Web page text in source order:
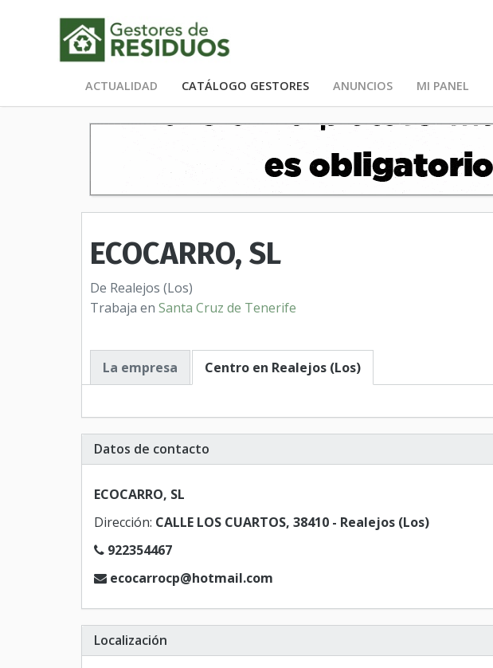
ACTUALIDAD CATÁLOGO GESTORES ANUNCIOS MI PANEL
ECOCARRO, SL
De Realejos (Los)
Trabaja en Santa Cruz de Tenerife
La empresa Centro en Realejos (Los)
Datos de contacto
ECOCARRO, SL
Dirección: CALLE LOS CUARTOS, 38410 - Realejos (Los)
922354467
ecocarrocp@hotmail.com
Localización